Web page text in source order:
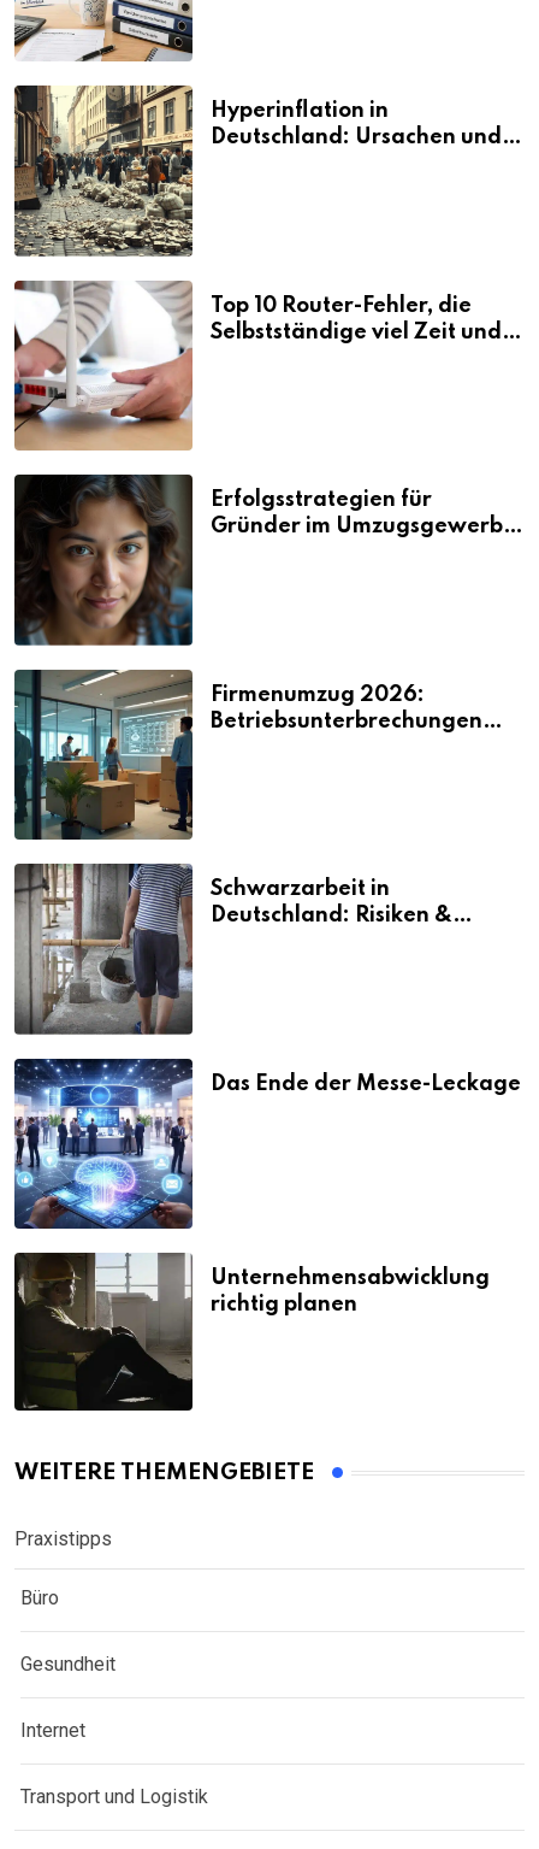
Hyperinflation in
Deutschland: Ursachen und
Top 10 Router-Fehler, die
Selbstständige viel Zeit und
Erfolgsstrategien für
Gründer im Umzugsgewerbe
Firmenumzug 2026:
Betriebsunterbrechungen
Schwarzarbeit in
Deutschland: Risiken &
Das Ende der Messe-Leckage
Unternehmensabwicklung
richtig planen
WEITERE THEMENGEBIETE
Praxistipps
Büro
Gesundheit
Internet
Transport und Logistik